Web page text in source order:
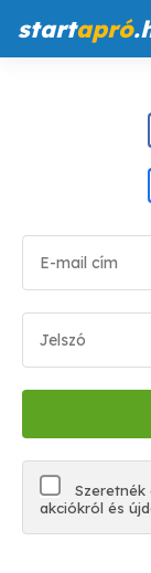
startapró
Szeretnék
akciókról és